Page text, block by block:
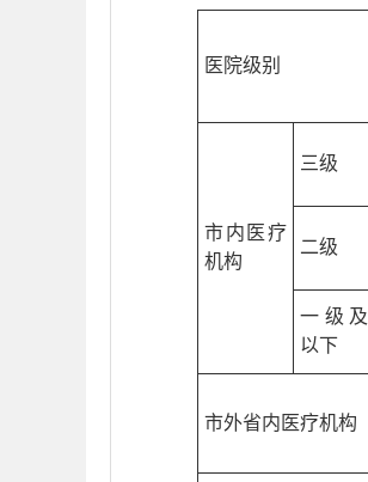
医院级别
市内医疗
机构
三级
二级
一级及
以下
市外省内医疗机构